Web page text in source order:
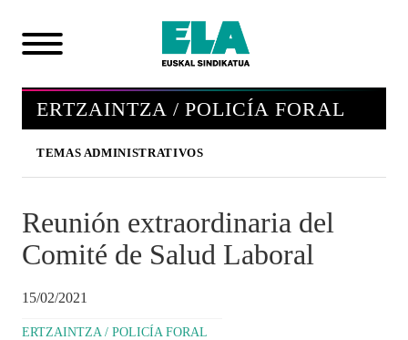
ERTZAINTZA / POLICÍA FORAL
TEMAS ADMINISTRATIVOS
Reunión extraordinaria del
Comité de Salud Laboral
15/02/2021
ERTZAINTZA / POLICÍA FORAL